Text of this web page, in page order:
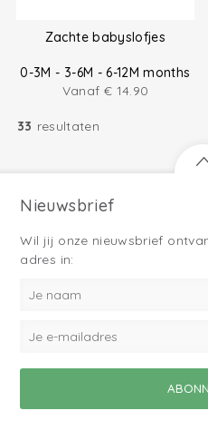
Zachte babyslofjes
0-3M - 3-6M - 6-12M months
Vanaf € 14.90
33 resultaten
Nieuwsbrief
Wil jij onze nieuwsbrief
adres in: